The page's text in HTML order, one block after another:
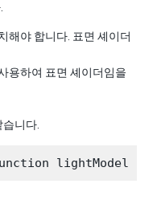
해야 합니다. 표면 셰이더
용하여 표면 셰이더임을
니다.